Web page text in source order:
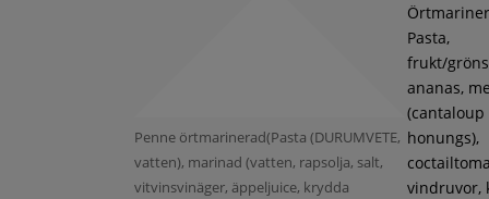
Penne örtmarinerad(Pasta (DURUMVETE,
vatten), marinad (vatten, rapsolja, salt,
vitvinsvinäger, äppeljuice, krydda
Pasta,
frukt/
ananas,
(cantaloup
honungs),
vindruvor,